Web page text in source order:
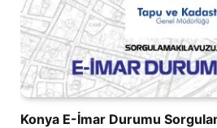
Konya E-İmar Durumu